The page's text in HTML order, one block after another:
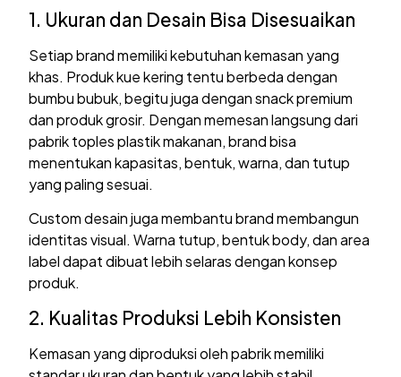
1. Ukuran dan Desain Bisa Disesuaikan
Setiap brand memiliki kebutuhan kemasan yang
khas. Produk kue kering tentu berbeda dengan
bumbu bubuk, begitu juga dengan snack premium
dan produk grosir. Dengan memesan langsung dari
pabrik toples plastik makanan, brand bisa
menentukan kapasitas, bentuk, warna, dan tutup
yang paling sesuai.
Custom desain juga membantu brand membangun
identitas visual. Warna tutup, bentuk body, dan area
label dapat dibuat lebih selaras dengan konsep
produk.
2. Kualitas Produksi Lebih Konsisten
Kemasan yang diproduksi oleh pabrik memiliki